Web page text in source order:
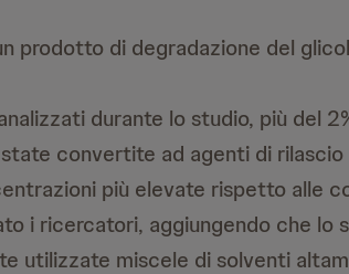
prodotto di degradazione del
durante lo studio, più del
convertite ad agenti di rilascio
più elevate rispetto alle
i ricercatori, aggiungendo che lo
utilizzate miscele di solventi